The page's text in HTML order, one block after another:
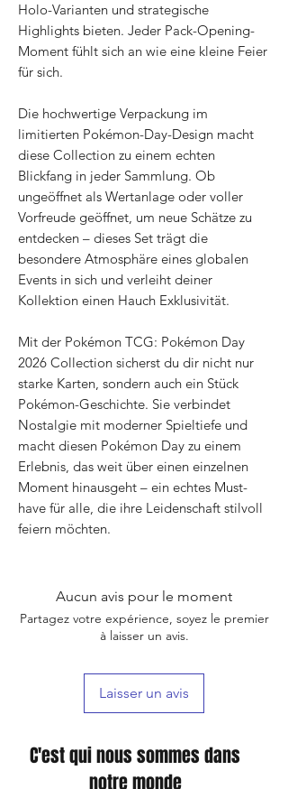
Holo-Varianten und strategische
Highlights bieten. Jeder Pack-Opening-
Moment fühlt sich an wie eine kleine Feier
für sich.
Die hochwertige Verpackung im
limitierten Pokémon-Day-Design macht
diese Collection zu einem echten
Blickfang in jeder Sammlung. Ob
ungeöffnet als Wertanlage oder voller
Vorfreude geöffnet, um neue Schätze zu
entdecken – dieses Set trägt die
besondere Atmosphäre eines globalen
Events in sich und verleiht deiner
Kollektion einen Hauch Exklusivität.
Mit der Pokémon TCG: Pokémon Day
2026 Collection sicherst du dir nicht nur
starke Karten, sondern auch ein Stück
Pokémon-Geschichte. Sie verbindet
Nostalgie mit moderner Spieltiefe und
macht diesen Pokémon Day zu einem
Erlebnis, das weit über einen einzelnen
Moment hinausgeht – ein echtes Must-
have für alle, die ihre Leidenschaft stilvoll
feiern möchten.
Aucun avis pour le moment
Partagez votre expérience, soyez le premier
à laisser un avis.
Laisser un avis
C'est qui nous sommes dans
notre monde